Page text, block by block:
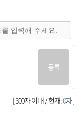
등록
[ 300자 이내 / 현재:0자 ]